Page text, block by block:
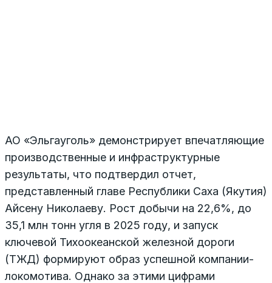
АО «Эльгауголь» демонстрирует впечатляющие
производственные и инфраструктурные
результаты, что подтвердил отчет,
представленный главе Республики Саха (Якутия)
Айсену Николаеву. Рост добычи на 22,6%, до
35,1 млн тонн угля в 2025 году, и запуск
ключевой Тихоокеанской железной дороги
(ТЖД) формируют образ успешной компании-
локомотива. Однако за этими цифрами